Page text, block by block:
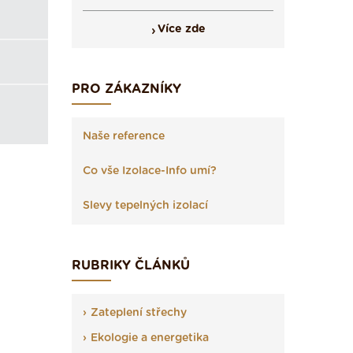
Více zde
PRO ZÁKAZNÍKY
Naše reference
Co vše Izolace-Info umí?
Slevy tepelných izolací
RUBRIKY ČLÁNKŮ
Zateplení střechy
Ekologie a energetika